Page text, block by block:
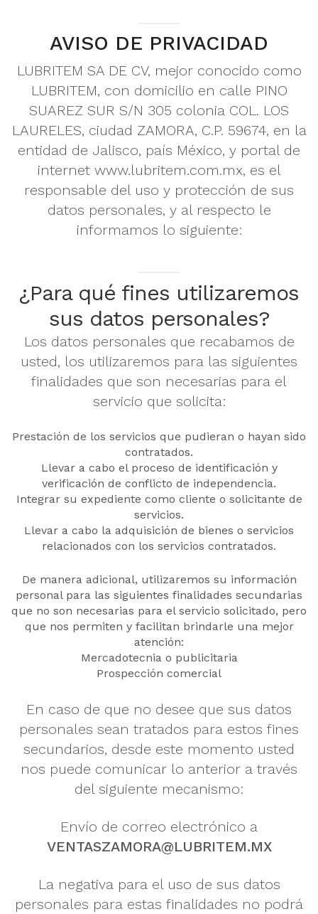
AVISO DE PRIVACIDAD
LUBRITEM SA DE CV, mejor conocido como
LUBRITEM, con domicilio en calle PINO
SUAREZ SUR S/N 305 colonia COL. LOS
LAURELES, ciudad ZAMORA, C.P. 59674, en la
entidad de Jalisco, país México, y portal de
internet www.lubritem.com.mx, es el
responsable del uso y protección de sus
datos personales, y al respecto le
informamos lo siguiente:
¿Para qué fines utilizaremos
sus datos personales?
Los datos personales que recabamos de
usted, los utilizaremos para las siguientes
finalidades que son necesarias para el
servicio que solicita:
Prestación de los servicios que pudieran o hayan sido
contratados.
Llevar a cabo el proceso de identificación y
verificación de conflicto de independencia.
Integrar su expediente como cliente o solicitante de
servicios.
Llevar a cabo la adquisición de bienes o servicios
relacionados con los servicios contratados.
De manera adicional, utilizaremos su información
personal para las siguientes finalidades secundarias
que no son necesarias para el servicio solicitado, pero
que nos permiten y facilitan brindarle una mejor
atención:
Mercadotecnia o publicitaria
Prospección comercial
En caso de que no desee que sus datos
personales sean tratados para estos fines
secundarios, desde este momento usted
nos puede comunicar lo anterior a través
del siguiente mecanismo:
Envío de correo electrónico a
VENTASZAMORA@LUBRITEM.MX
La negativa para el uso de sus datos
personales para estas finalidades no podrá